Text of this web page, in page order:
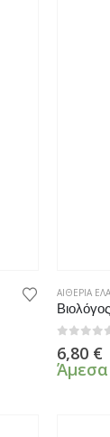
ΑΙΘΕΡΙΑ
6,80 €
Άμεσα